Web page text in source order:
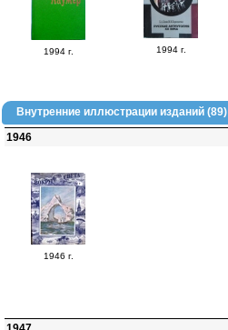
1994 г. 1994 г.
Внутренние иллюстрации изданий (89)
1946
1946 г.